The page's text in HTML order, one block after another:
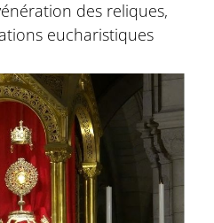
des reliques,
eucharistiques